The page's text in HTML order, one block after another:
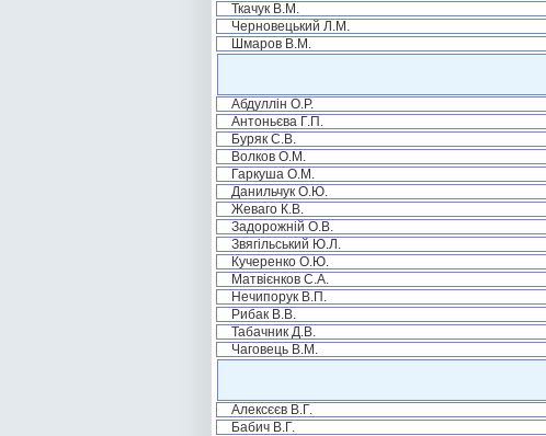
Ткачук В.М.
Черновецький Л.М.
Шмаров В.М.
Абдуллін О.Р.
Антоньєва Г.П.
Буряк С.В.
Волков О.М.
Гаркуша О.М.
Данильчук О.Ю.
Жеваго К.В.
Задорожній О.В.
Звягільський Ю.Л.
Кучеренко О.Ю.
Матвієнков С.А.
Нечипорук В.П.
Рибак В.В.
Табачник Д.В.
Чаговець В.М.
Алексєєв В.Г.
Бабич В.Г.